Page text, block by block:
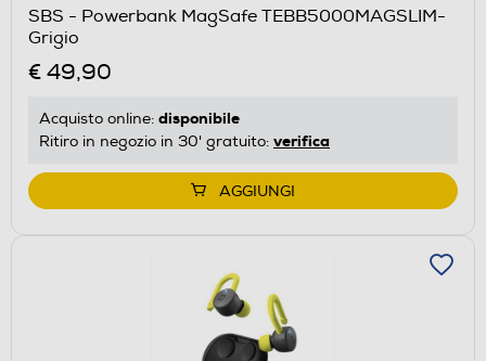
SBS - Powerbank MagSafe TEBB5000MAGSLIM-
Grigio
€ 49,90
Acquisto online: disponibile
Ritiro in negozio in 30' gratuito: verifica
AGGIUNGI